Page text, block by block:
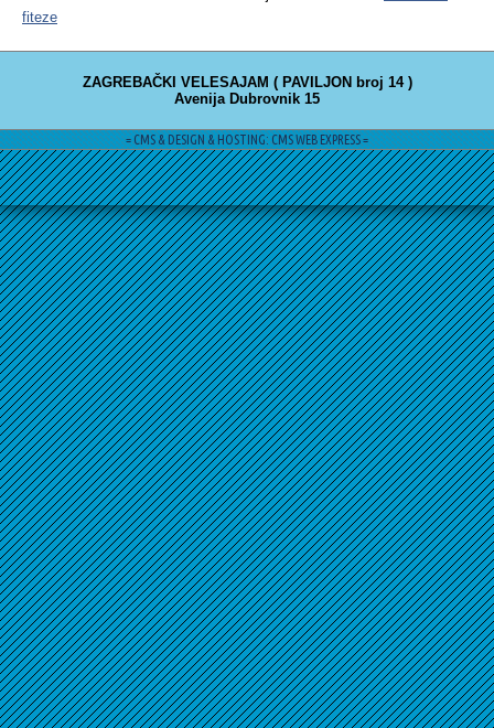
fiteze
ZAGREBAČKI VELESAJAM ( PAVILJON broj 14 )
Avenija Dubrovnik 15
= CMS & DESIGN & HOSTING: CMS WEB EXPRESS =